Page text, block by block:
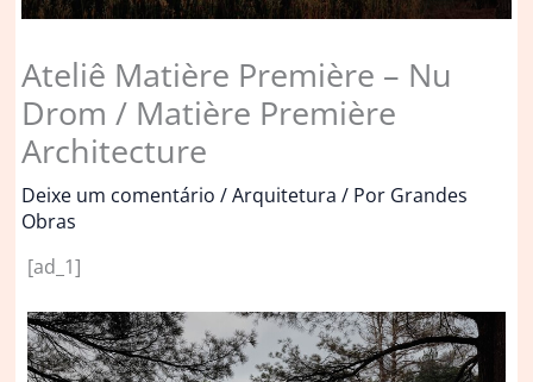
Ateliê Matière Première – Nu
Drom / Matière Première
Architecture
Deixe um comentário /Arquitetura / Por Grandes
Obras
[ad_1]